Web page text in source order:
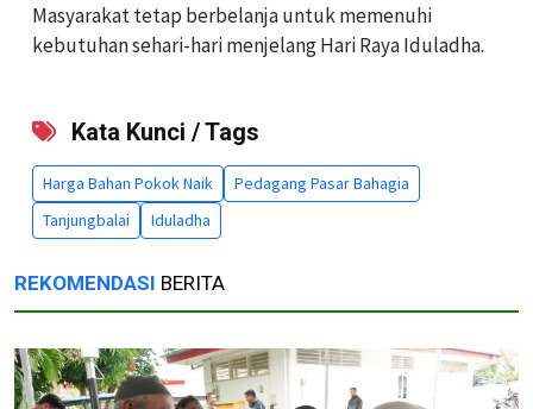
Masyarakat tetap berbelanja untuk memenuhi
kebutuhan sehari-hari menjelang Hari Raya Iduladha.
Kata Kunci / Tags
Harga Bahan Pokok Naik
Pedagang Pasar Bahagia
Tanjungbalai
Iduladha
REKOMENDASI BERITA